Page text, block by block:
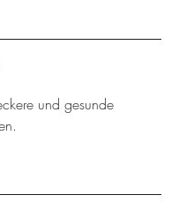
und gesunde